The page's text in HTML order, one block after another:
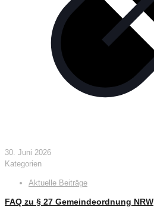
30. Juni 2026
Kategorien
Aktuelle Beiträge
FAQ zu § 27 Gemeindeordnung NRW